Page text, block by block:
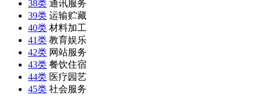
38类 通讯服务
39类 运输贮藏
40类 材料加工
41类 教育娱乐
42类 网站服务
43类 餐饮住宿
44类 医疗园艺
45类 社会服务